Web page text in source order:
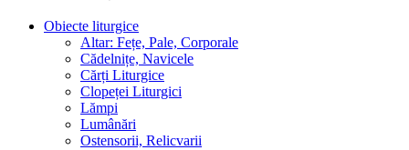
Obiecte liturgice
Altar: Fețe, Pale, Corporale
Cădelnițe, Navicele
Cărți Liturgice
Clopeței Liturgici
Lămpi
Lumânări
Ostensorii, Relicvarii